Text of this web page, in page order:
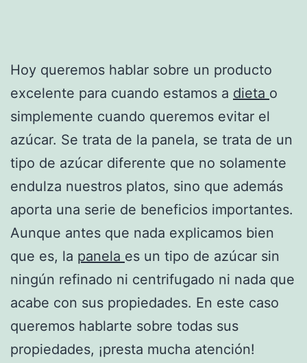
Hoy queremos hablar sobre un producto
excelente para cuando estamos a dieta o
simplemente cuando queremos evitar el
azúcar. Se trata de la panela, se trata de un
tipo de azúcar diferente que no solamente
endulza nuestros platos, sino que además
aporta una serie de beneficios importantes.
Aunque antes que nada explicamos bien
que es, la panela es un tipo de azúcar sin
ningún refinado ni centrifugado ni nada que
acabe con sus propiedades. En este caso
queremos hablarte sobre todas sus
propiedades, ¡presta mucha atención!